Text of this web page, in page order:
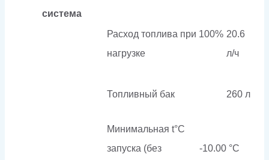
система
Расход топлива при 100%
нагрузке
20.6
л/ч
Топливный бак 260 л
Минимальная t°С
запуска (без
-10.00 °С